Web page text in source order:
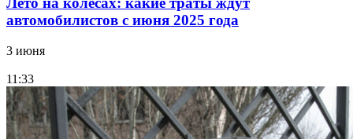
автомобилистов с июня 2025 года
3 июня
11:33